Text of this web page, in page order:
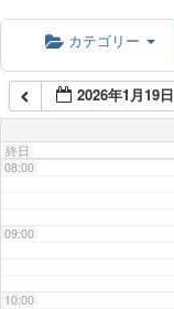
カテゴリー
2026年1月19日
終日
07:00
08:00
09:00
10:00